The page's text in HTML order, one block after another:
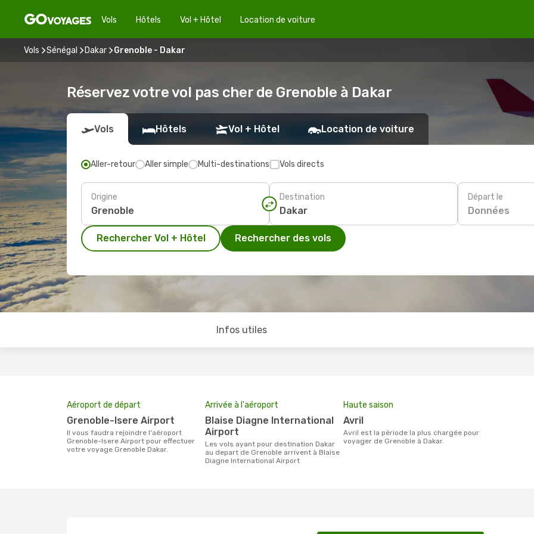
Vols Hôtels Vol + Hôtel Location de voiture
Vols Sénégal Dakar Grenoble - Dakar
Réservez votre vol pas cher de Grenoble à Dakar
Vols Hôtels Vol + Hôtel Location de voiture
Aller-retour Aller simple Multi-destinations Vols directs
Origine Destination Départ le
Données
Rechercher Vol + Hôtel Rechercher des vols
Infos utiles
Aéroport de départ
Grenoble-Isere Airport
Il vous faudra rejoindre l'aéroport
Grenoble-Isere Airport pour effectuer
votre voyage Grenoble Dakar.
Arrivée à l'aéroport
Blaise Diagne International
Airport
Les vols ayant pour destination Dakar
au depart de Grenoble arrivent à Blaise
Diagne International Airport
Haute saison
avril
avril est la période la plus chargée pour
voyager de Grenoble à Dakar.